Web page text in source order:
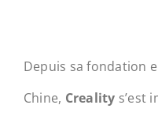
Depuis sa fondation
Chine, Creality s’est